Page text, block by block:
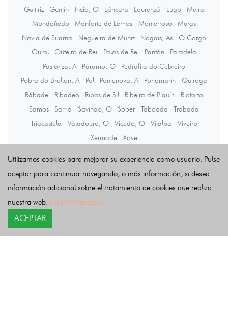
Guitiriz
Guntín Incio, O Láncara Lourenzá Lugo
Meira
Mondoñedo
Monforte de Lemos Monterroso
Muras
Navia de Suarna
Negueira de Muñiz Nogais, As
O Corgo
Ourol
Outeiro de Rei Palas de Rei Pantón
Paradela
Pastoriza, A
Páramo, O
Pedrafita do Cebreiro
Pobra do Brollón, A
Pol Pontenova, A Portomarín
Quiroga
Rábade
Ribadeo Ribas de Sil Ribeira de Piquín
Riotorto
Samos
Sarria Saviñao, O Sober Taboada
Trabada
Triacastela
Valadouro, O Vicedo, O Vilalba
Viveiro
Xermade
Xove
Últimas noticias
Utilizamos cookies para mejorar su experiencia como usuario. Pulse
aceptar para continuar navegando, o más información, si desea
información adicional sobre el tratamiento de cookies que realiza
nuestra web. Más información
ACEPTAR